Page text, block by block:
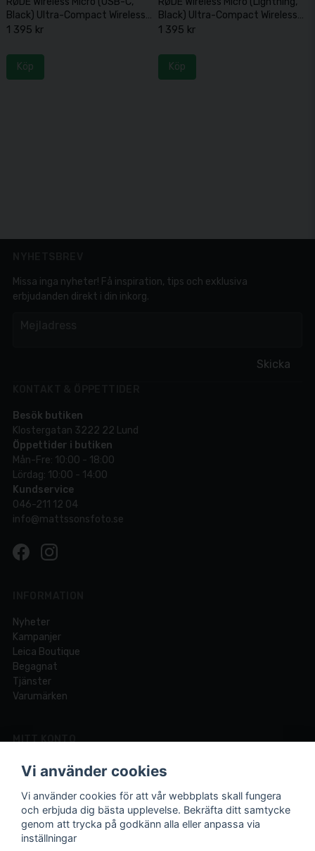
Black) Ultra-Compact Wireless
Mic System
1 395 kr
Köp
Black) Ultra-Compact Wireless
Mic System
1 395 kr
Köp
Skicka
Missa inga nyheter! Få inspiration, tips och exklusiva
erbjudanden direkt i din inkorg.
Besök butiken
Klostergatan 3222 22 Lund
Öppettider i butiken
Mån-Fre: 10:00 - 18:00
Lördag: 10:00 - 14:00
Kundservice
046-211 12 04
info@mattssonsfoto.se
Nyheter
Kampanjer
Leica Boutique
Begagnat
Tjänster
Varumärken
MITT KONTO
Logga in
Registrera dig
Glömt lösenord?
Vi använder cookies
Vi använder cookies för att vår webbplats skall fungera
och erbjuda dig bästa upplevelse. Bekräfta ditt samtycke
genom att trycka på godkänn alla eller anpassa via
inställningar